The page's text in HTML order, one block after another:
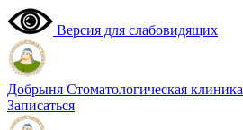
Версия для слабовидящих
Добрыня Стоматологическая клиника
Записаться